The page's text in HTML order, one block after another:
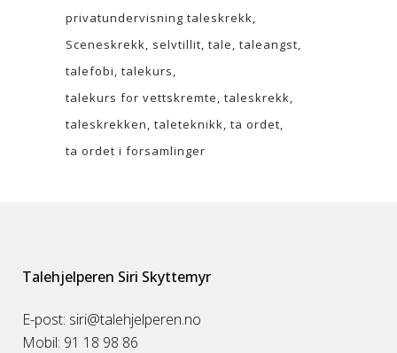
privatundervisning taleskrekk
Sceneskrekk selvtillit tale taleangst
talefobi talekurs
talekurs for vettskremte taleskrekk
taleskrekken taleteknikk ta ordet
ta ordet i forsamlinger
Talehjelperen Siri Skyttemyr
E-post: siri@talehjelperen.no
Mobil: 91 18 98 86